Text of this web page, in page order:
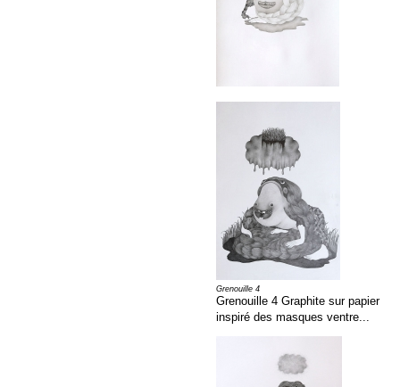
Grenouille 4
Grenouille 4 Graphite sur papier
inspiré des masques ventre...